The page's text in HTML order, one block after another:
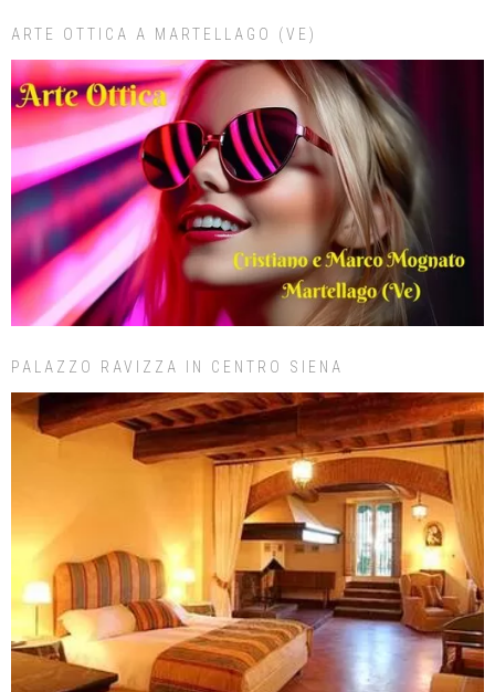
ARTE OTTICA A MARTELLAGO (VE)
PALAZZO RAVIZZA IN CENTRO SIENA